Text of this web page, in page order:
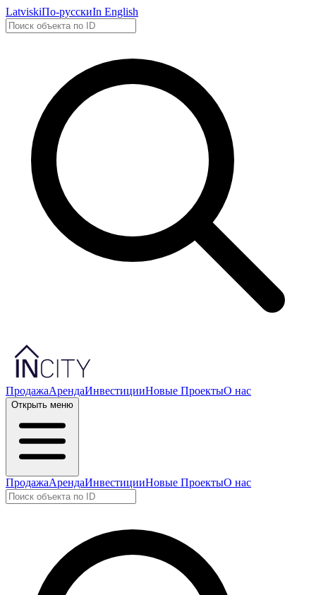
LatviskiПо-русскиIn English
ПродажаАрендаИнвестицииНовые ПроектыО нас
Открыть меню
ПродажаАрендаИнвестицииНовые ПроектыО нас